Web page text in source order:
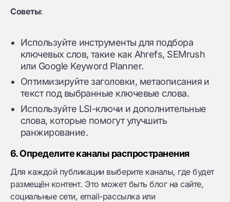
Советы:
Используйте инструменты для подбора
ключевых слов, такие как Ahrefs, SEMrush
или Google Keyword Planner.
Оптимизируйте заголовки, метаописания и
текст под выбранные ключевые слова.
Используйте LSI-ключи и дополнительные
слова, которые помогут улучшить
ранжирование.
6. Определите каналы распространения
Для каждой публикации выберите каналы, где будет
размещён контент. Это может быть блог на сайте,
социальные сети, email-рассылка или